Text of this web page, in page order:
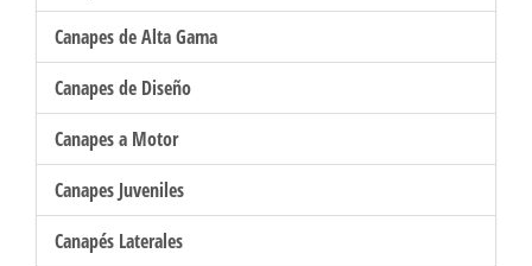
Canapes de Alta Gama
Canapes de Diseño
Canapes a Motor
Canapes Juveniles
Canapés Laterales